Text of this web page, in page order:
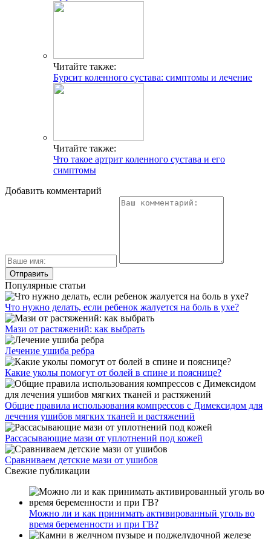
Читайте также:
Бурсит коленного сустава: симптомы и лечение
Читайте также:
Что такое артрит коленного сустава и его
симптомы
Добавить комментарий
Популярные статьи
Что нужно делать, если ребенок жалуется на боль в ухе?
Мази от растяжений: как выбрать
Лечение ушиба ребра
Какие уколы помогут от болей в спине и пояснице?
Общие правила использования компрессов с Димексидом для
лечения ушибов мягких тканей и растяжений
Рассасывающие мази от уплотнений под кожей
Сравниваем детские мази от ушибов
Свежие публикации
Можно ли и как принимать активированный уголь во
время беременности и при ГВ?